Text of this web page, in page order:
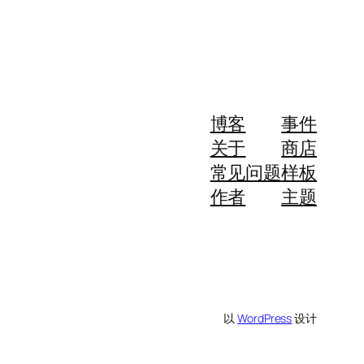
博客
关于
常见问题
作者
事件
商店
样板
主题
以WordPress设计